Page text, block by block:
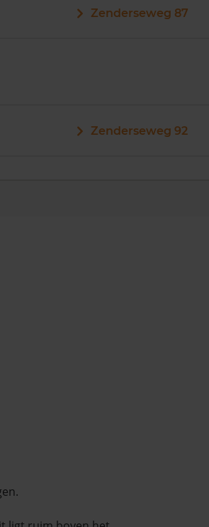
Zenderseweg 87
Zenderseweg 92